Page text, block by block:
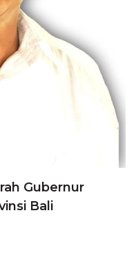
Gubernur
Bali